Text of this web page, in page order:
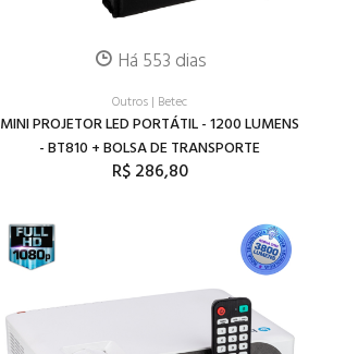
Há 553 dias
Outros | Betec
MINI PROJETOR LED PORTÁTIL - 1200 LUMENS
- BT810 + BOLSA DE TRANSPORTE
R$ 286,80